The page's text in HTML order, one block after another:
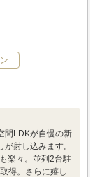
間LDKが自慢の新
射し込みます。
楽々。並列2台駐
得。さらに嬉し